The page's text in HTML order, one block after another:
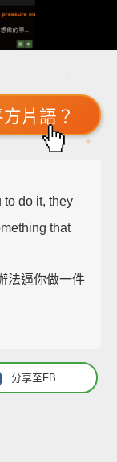
片語？
do it, they
that
法逼你做一件
分享至FB